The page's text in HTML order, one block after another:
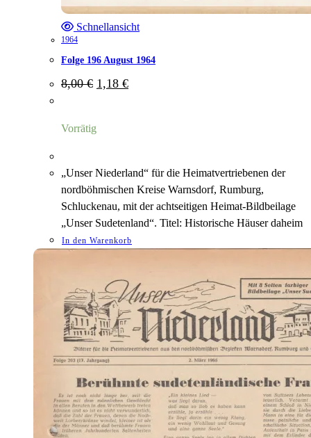
Schnellansicht
1964
Folge 196 August 1964
8,00€ Ursprünglicher
Preis
1,18 €Aktueller
Preis
Vorrätig
„Unser Niederland“ für die Heimatvertriebenen der
nordböhmischen Kreise Warnsdorf, Rumburg,
Schluckenau, mit der achtseitigen Heimat-Bildbeilage
„Unser Sudetenland“. Titel: Historische Häuser daheim
In den Warenkorb